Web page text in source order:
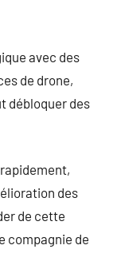
avec des
de drone,
débloquer des
des
de cette
compagnie de